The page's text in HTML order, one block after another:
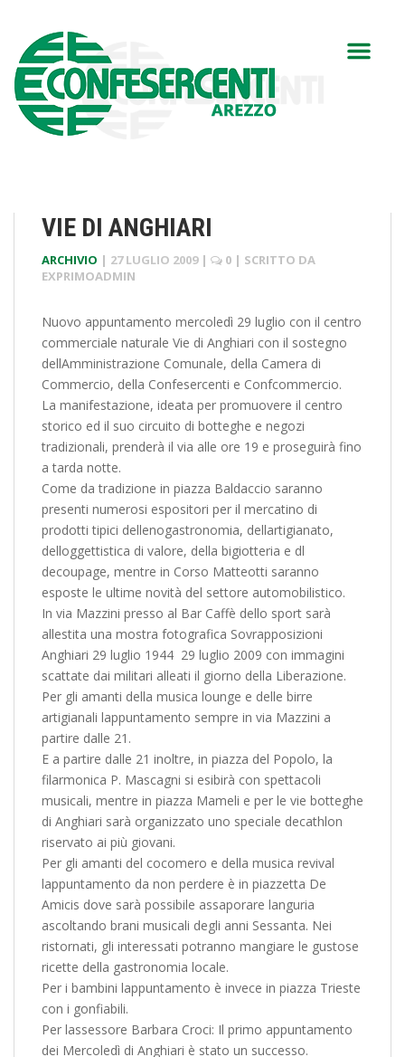
VIE DI ANGHIARI
ARCHIVIO | 27 LUGLIO 2009 | 0 | SCRITTO DA
EXPRIMOADMIN
Nuovo appuntamento mercoledì 29 luglio con il centro
commerciale naturale Vie di Anghiari con il sostegno
dellAmministrazione Comunale, della Camera di
Commercio, della Confesercenti e Confcommercio.
La manifestazione, ideata per promuovere il centro
storico ed il suo circuito di botteghe e negozi
tradizionali, prenderà il via alle ore 19 e proseguirà fino
a tarda notte.
Come da tradizione in piazza Baldaccio saranno
presenti numerosi espositori per il mercatino di
prodotti tipici dellenogastronomia, dellartigianato,
delloggettistica di valore, della bigiotteria e dl
decoupage, mentre in Corso Matteotti saranno
esposte le ultime novità del settore automobilistico.
In via Mazzini presso al Bar Caffè dello sport sarà
allestita una mostra fotografica Sovrapposizioni
Anghiari 29 luglio 1944  29 luglio 2009 con immagini
scattate dai militari alleati il giorno della Liberazione.
Per gli amanti della musica lounge e delle birre
artigianali lappuntamento sempre in via Mazzini a
partire dalle 21.
E a partire dalle 21 inoltre, in piazza del Popolo, la
filarmonica P. Mascagni si esibirà con spettacoli
musicali, mentre in piazza Mameli e per le vie botteghe
di Anghiari sarà organizzato uno speciale decathlon
riservato ai più giovani.
Per gli amanti del cocomero e della musica revival
lappuntamento da non perdere è in piazzetta De
Amicis dove sarà possibile assaporare languria
ascoltando brani musicali degli anni Sessanta. Nei
ristornati, gli interessati potranno mangiare le gustose
ricette della gastronomia locale.
Per i bambini lappuntamento è invece in piazza Trieste
con i gonfiabili.
Per lassessore Barbara Croci: Il primo appuntamento
dei Mercoledì di Anghiari è stato un successo.